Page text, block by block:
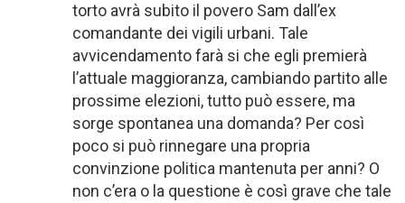
torto avrà subito il povero Sam dall’ex
comandante dei vigili urbani. Tale
avvicendamento farà si che egli premierà
l’attuale maggioranza, cambiando partito alle
prossime elezioni, tutto può essere, ma
sorge spontanea una domanda? Per così
poco si può rinnegare una propria
convinzione politica mantenuta per anni? O
non c’era o la questione è così grave che tale